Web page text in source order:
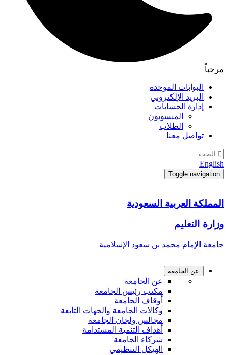
مرحباً
البوابات الموحدة
البريد الإلكتروني
إدارة الحسابات
المنسوبون
الطلاب
تواصل معنا
English
Toggle navigation
المملكة العربية السعودية
وزارة التعليم
جامعة الإمام محمد بن سعود الإسلامية
عن الجامعة
عن الجامعة
مكتب رئيس الجامعة
أوقاف الجامعة
وكالات الجامعة والجهات التابعة
مجالس ولجان الجامعة
أهداف التنمية المستدامة
شركاء الجامعة
الهيكل التنظيمي